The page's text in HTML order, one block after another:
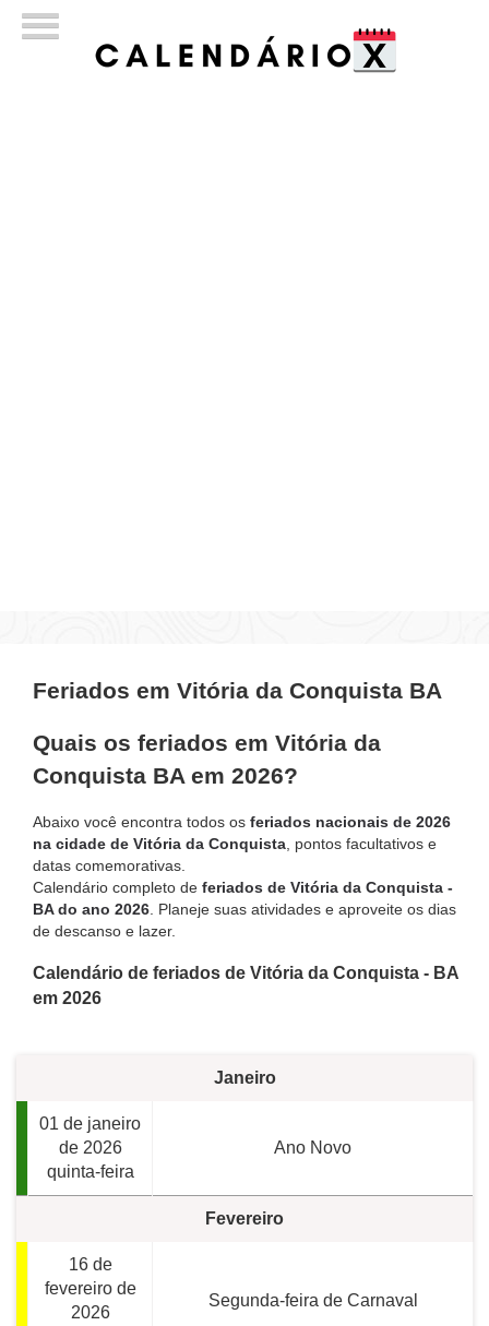
Feriados em Vitória da Conquista BA
Quais os feriados em Vitória da
Conquista BA em 2026?
Abaixo você encontra todos os feriados nacionais de 2026
na cidade de Vitória da Conquista, pontos facultativos e
datas comemorativas.
Calendário completo de feriados de Vitória da Conquista -
BA do ano 2026. Planeje suas atividades e aproveite os dias
de descanso e lazer.
Calendário de feriados de Vitória da Conquista - BA
em 2026
Janeiro
01 de janeiro
de 2026
quinta-feira
Ano Novo
Fevereiro
16 de
fevereiro de
2026
Segunda-feira de Carnaval